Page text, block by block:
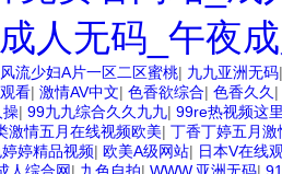
人无码_午夜
风流少妇A片一区二区蜜桃| 九九亚洲无码
看| 激情AV中文| 色香欲综合| 色香久久 |
操| 99九九综合久久九九| 99re热视频这
激情五月在线视频欧美| 丁香丁婷五月激
婷精品视频| 欧美A级网站| 日本V在线